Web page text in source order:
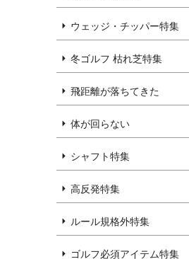
ウェッジ・チッパー特集
冬ゴルフ 枯れ芝特集
飛距離が落ちてきた
体が回らない
シャフト特集
高反発特集
ルール規格外特集
ゴルフ必須アイテム特集